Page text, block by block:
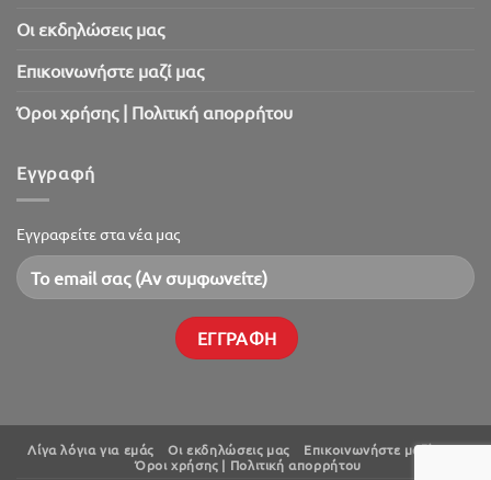
Oι εκδηλώσεις μας
Επικοινωνήστε μαζί μας
Όροι χρήσης | Πολιτική απορρήτου
Εγγραφή
Εγγραφείτε στα νέα μας
Λίγα λόγια για εμάς Oι εκδηλώσεις μας
Επικοινωνήστε μαζί μας
Όροι χρήσης | Πολιτική απορρήτου